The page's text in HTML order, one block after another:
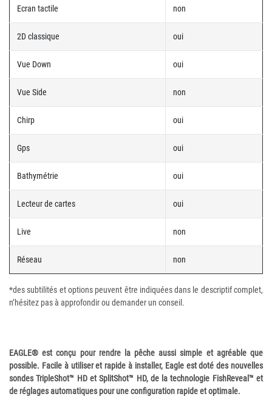
Ecran tactile non
2D classique oui
Vue Down oui
Vue Side non
Chirp oui
Gps oui
Bathymétrie oui
Lecteur de cartes oui
Live non
Réseau non
*des subtilités et options peuvent être indiquées dans le descriptif complet,
n’hésitez pas à approfondir ou demander un conseil.
EAGLE® est conçu pour rendre la pêche aussi simple et agréable que
possible. Facile à utiliser et rapide à installer, Eagle est doté des nouvelles
sondes TripleShot™ HD et SplitShot™ HD, de la technologie FishReveal™ et
de réglages automatiques pour une configuration rapide et optimale.